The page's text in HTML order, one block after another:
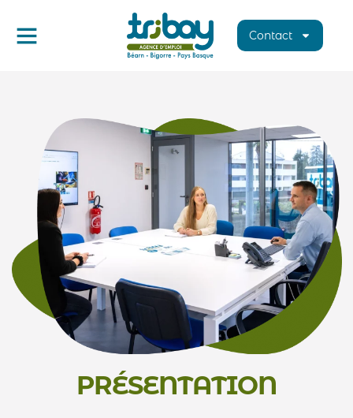
Contact
PRÉSENTATION